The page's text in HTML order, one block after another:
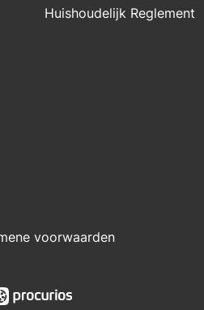
Huishoudelijk Reglement
voorwaarden